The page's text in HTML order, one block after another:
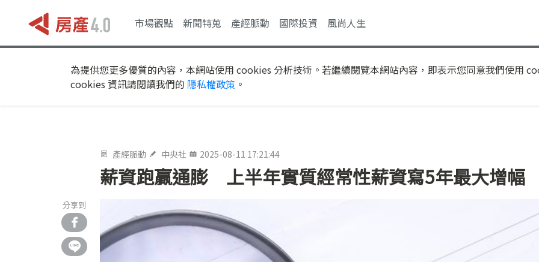
市場觀點 新聞特蒐 產經脈動 國際投資 風尚人生
為提供您更多優質的內容，本網站使用 cookies 分析技術。若繼續閱覽本網站內容，即表示您同意我們使用
cookies 資訊請閱讀我們的 隱私權政策 。
產經脈動 中央社 2025-08-11 17:21:44
薪資跑贏通膨 上半年實質經常性薪資寫5年最大增幅
分享到